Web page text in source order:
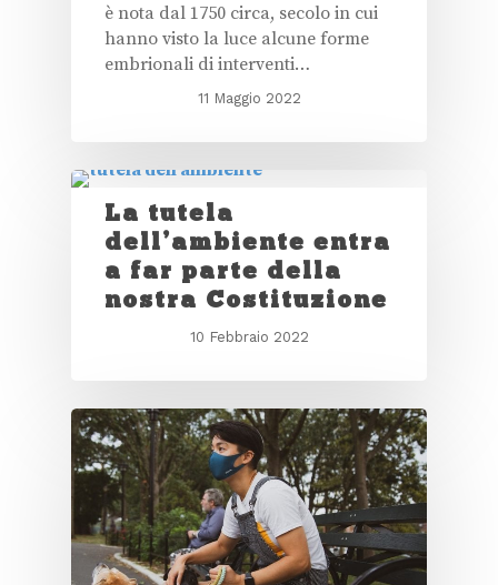
è nota dal 1750 circa, secolo in cui
hanno visto la luce alcune forme
embrionali di interventi…
11 Maggio 2022
La tutela
dell’ambiente entra
a far parte della
nostra Costituzione
10 Febbraio 2022